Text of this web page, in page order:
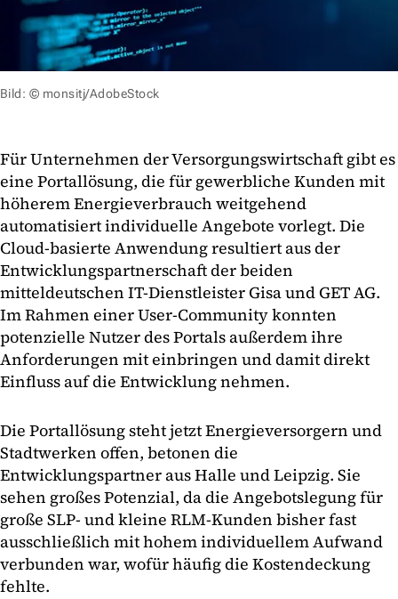
Bild: © monsitj/AdobeStock
Für Unternehmen der Versorgungswirtschaft gibt es
eine Portallösung, die für gewerbliche Kunden mit
höherem Energieverbrauch weitgehend
automatisiert individuelle Angebote vorlegt. Die
Cloud-basierte Anwendung resultiert aus der
Entwicklungspartnerschaft der beiden
mitteldeutschen IT-Dienstleister Gisa und GET AG.
Im Rahmen einer User-Community konnten
potenzielle Nutzer des Portals außerdem ihre
Anforderungen mit einbringen und damit direkt
Einfluss auf die Entwicklung nehmen.
Die Portallösung steht jetzt Energieversorgern und
Stadtwerken offen, betonen die
Entwicklungspartner aus Halle und Leipzig. Sie
sehen großes Potenzial, da die Angebotslegung für
große SLP- und kleine RLM-Kunden bisher fast
ausschließlich mit hohem individuellem Aufwand
verbunden war, wofür häufig die Kostendeckung
fehlte.